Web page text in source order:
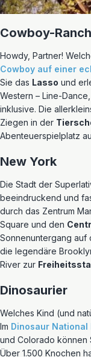
Cowboy-Ranch
Howdy, Partner!
Cowboy auf einer
Sie das Lasso und
Western – Line-
inklusive. Die
Ziegen in der
Abenteuerspielplatz
New York
Die Stadt der
beeindruckend und
durch das Zentrum
Square und den
Sonnenuntergang auf
die legendäre
River zur
Dinosaurier
Welches Kind (und
Im Dinosaur National
und Colorado können
Über 1.500 Knochen